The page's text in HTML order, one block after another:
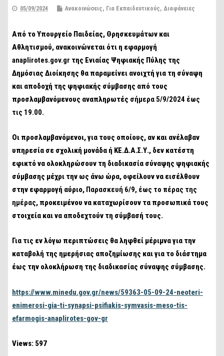
05/09/2024 Ανακοινώσεις, Για Εκπαιδευτικούς,Διαφάνειες
Από το Υπουργείο Παιδείας, Θρησκευμάτων και
Αθλητισμού, ανακοινώνεται ότι η εφαρμογή
anaplirotes.gov.gr της Ενιαίας Ψηφιακής Πύλης της
Δημόσιας Διοίκησης θα παραμείνει ανοιχτή για τη σύναψη
και αποδοχή της ψηφιακής σύμβασης από τους
προσλαμβανόμενους αναπληρωτές σήμερα 5/9/2024 έως
τις 19.00.
Οι προσλαμβανόμενοι, για τους οποίους, αν και ανέλαβαν
υπηρεσία σε σχολική μονάδα ή ΚΕ.Δ.Α.Σ.Υ., δεν κατέστη
εφικτό να ολοκληρώσουν τη διαδικασία σύναψης ψηφιακής
σύμβασης μέχρι την ως άνω ώρα, οφείλουν να εισέλθουν
στην εφαρμογή αύριο, Παρασκευή 6/9, έως το πέρας της
ημέρας, προκειμένου να καταχωρίσουν τα προσωπικά τους
στοιχεία και να αποδεχτούν τη σύμβασή τους.
Για τις εν λόγω περιπτώσεις θα ληφθεί μέριμνα για την
καταβολή της ημερήσιας αποζημίωσης και για το διάστημα
έως την ολοκλήρωση της διαδικασίας σύναψης σύμβασης.
https://www.minedu.gov.gr/news/59363-05-09-24-neoteri-
enimerosi-gia-ti-synapsi-psifiakis-symvasis-meso-tis-
efarmogis-anaplirotes-gov-gr
Views: 597